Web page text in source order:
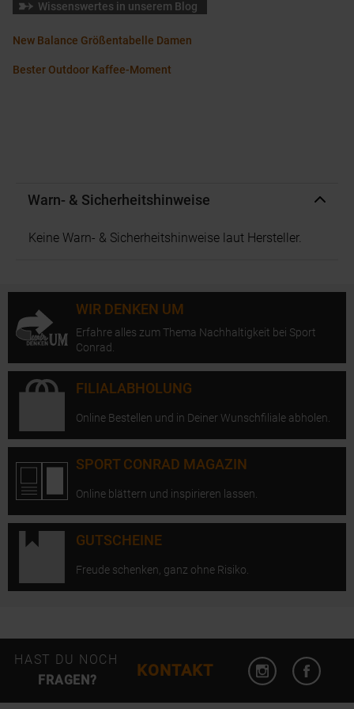
Wissenswertes in unserem Blog
New Balance Größentabelle Damen
Bester Outdoor Kaffee-Moment
Warn- & Sicherheitshinweise
Keine Warn- & Sicherheitshinweise laut Hersteller.
WIR DENKEN UM
Erfahre alles zum Thema Nachhaltigkeit bei Sport
Conrad.
FILIALABHOLUNG
Online Bestellen und in Deiner Wunschfiliale abholen.
SPORT CONRAD MAGAZIN
Online blättern und inspirieren lassen.
GUTSCHEINE
Freude schenken, ganz ohne Risiko.
HAST DU NOCH
FRAGEN?
KONTAKT
Instagram